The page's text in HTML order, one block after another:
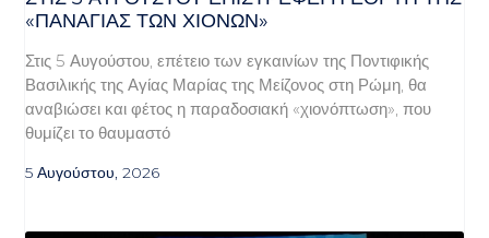
«ΠΑΝΑΓΊΑΣ ΤΩΝ ΧΙΌΝΩΝ»
Στις 5 Αυγούστου, επέτειο των εγκαινίων της Ποντιφικής
Βασιλικής της Αγίας Μαρίας της Μείζονος στη Ρώμη, θα
αναβιώσει και φέτος η παραδοσιακή «χιονόπτωση», που
θυμίζει το θαυμαστό
5 Αυγούστου, 2026